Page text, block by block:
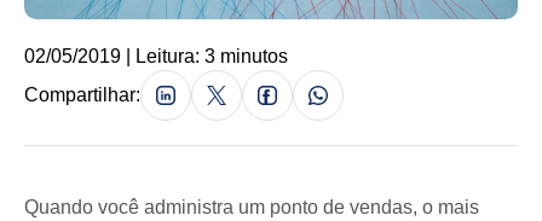
02/05/2019 | Leitura: 3 minutos
Compartilhar:
Quando você administra um ponto de vendas, o mais